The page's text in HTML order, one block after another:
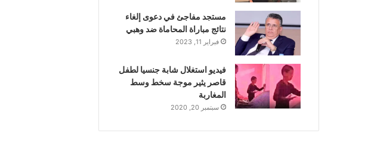
مستجد مفاجئ في دعوى إلغاء
نتائج مباراة المحاماة ضد وهبي
فبراير 11, 2023
فيديو استغلال شابة جنسيا لطفل
قاصر يثير موجة سخط وسط
المغاربة
سبتمبر 20, 2020